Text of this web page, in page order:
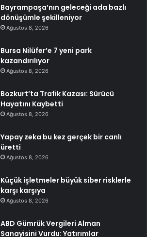
Bayrampaşa’nın geleceği ada bazlı
dönüşümle şekilleniyor
Ağustos 8, 2026
Bursa Nilüfer’e 7 yeni park
kazandırılıyor
Ağustos 8, 2026
Bozkurt’ta Trafik Kazası: Sürücü
Hayatını Kaybetti
Ağustos 8, 2026
Yapay zeka bu kez gerçek bir canlı
üretti
Ağustos 8, 2026
Küçük işletmeler büyük siber risklerle
karşı karşıya
Ağustos 8, 2026
ABD Gümrük Vergileri Alman
Sanayisini Vurdu: Yatırımlar